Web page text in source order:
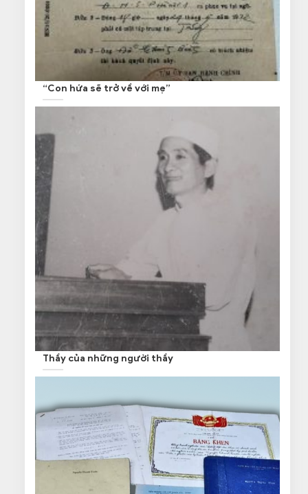
“Con hứa sẽ trở về với mẹ”
Thầy của những người thầy